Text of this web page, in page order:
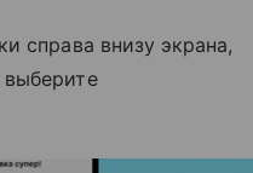
справа внизу экрана,